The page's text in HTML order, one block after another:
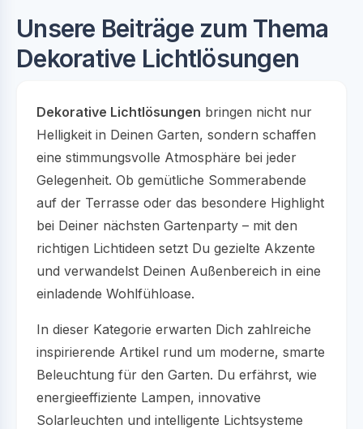
Unsere Beiträge zum Thema
Dekorative Lichtlösungen
Dekorative Lichtlösungen bringen nicht nur
Helligkeit in Deinen Garten, sondern schaffen
eine stimmungsvolle Atmosphäre bei jeder
Gelegenheit. Ob gemütliche Sommerabende
auf der Terrasse oder das besondere Highlight
bei Deiner nächsten Gartenparty – mit den
richtigen Lichtideen setzt Du gezielte Akzente
und verwandelst Deinen Außenbereich in eine
einladende Wohlfühloase.
In dieser Kategorie erwarten Dich zahlreiche
inspirierende Artikel rund um moderne, smarte
Beleuchtung für den Garten. Du erfährst, wie
energieeffiziente Lampen, innovative
Solarleuchten und intelligente Lichtsysteme